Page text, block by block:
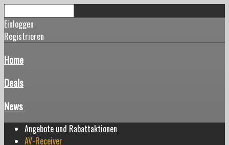
Einloggen
Registrieren
Home
Deals
News
Angebote und Rabattaktionen
AV-Receiver